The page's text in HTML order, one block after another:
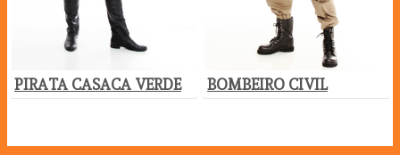
PIRATA CASACA VERDE BOMBEIRO CIVIL